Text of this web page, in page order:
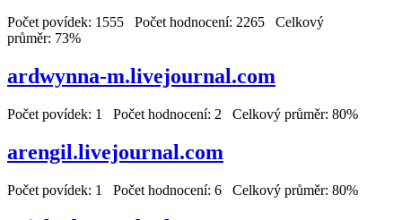
Počet povídek: 1555 Počet hodnocení: 2265 Celkový
průměr: 73%
ardwynna-m.livejournal.com
Počet povídek: 1 Počet hodnocení: 2 Celkový průměr: 80%
arengil.livejournal.com
Počet povídek: 1 Počet hodnocení: 6 Celkový průměr: 80%